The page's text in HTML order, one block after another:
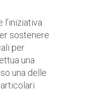
l’iniziativa
sostenere
per
una
una delle